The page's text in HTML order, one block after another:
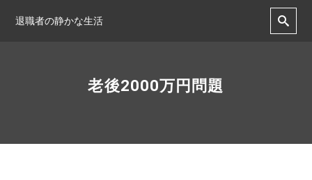
退職者の静かな生活
老後2000万円問題